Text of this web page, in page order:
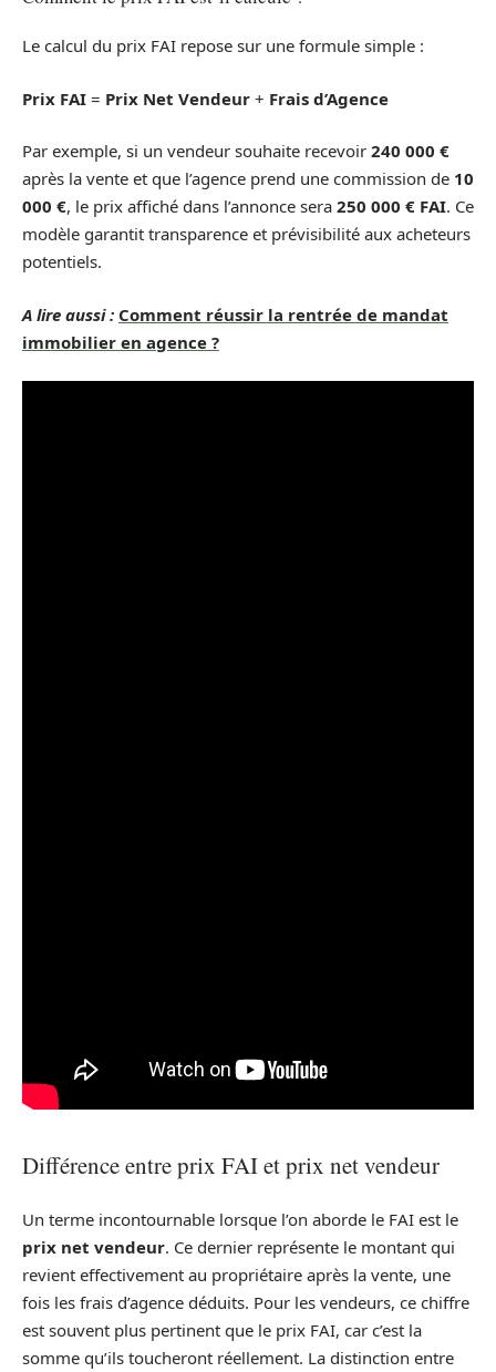
Le calcul du prix FAI repose sur une formule simple :
Prix FAI = Prix Net Vendeur + Frais d’Agence
Par exemple, si un vendeur souhaite recevoir 240 000 €
après la vente et que l’agence prend une commission de 10
000 €, le prix affiché dans l’annonce sera 250 000 € FAI. Ce
modèle garantit transparence et prévisibilité aux acheteurs
potentiels.
A lire aussi : Comment réussir la rentrée de mandat
immobilier en agence ?
Différence entre prix FAI et prix net vendeur
Un terme incontournable lorsque l’on aborde le FAI est le
prix net vendeur. Ce dernier représente le montant qui
revient effectivement au propriétaire après la vente, une
fois les frais d’agence déduits. Pour les vendeurs, ce chiffre
est souvent plus pertinent que le prix FAI, car c’est la
somme qu’ils toucheront réellement. La distinction entre